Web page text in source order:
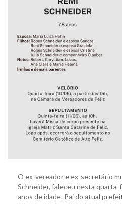
O ex-vereador e ex-secretário
Schneider, faleceu nesta quarta-
anos de idade. Pai do atual